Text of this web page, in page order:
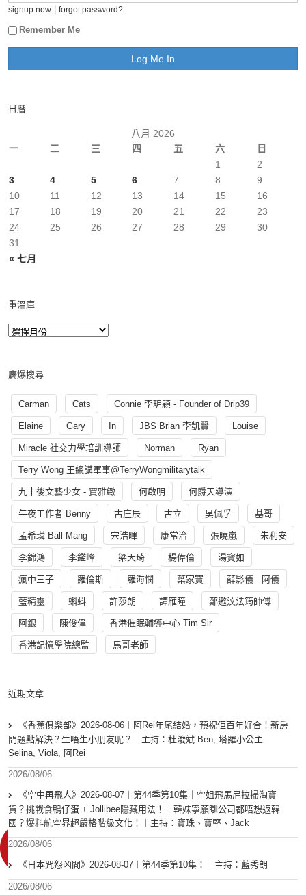
signup now forgot password?
Remember Me
日曆
八月 2026
一
二 三 四 五 六 日
« 七月
1
2
3
4 5 6 7 8
9
10
11 12 13 14 15
16
17
18 19 20 21 22
23
24
25 26 27 28 29
30
31
重溫庫
慶爆搜尋
Carman Cats Connie 李玥穎 - Founder of Drip39
Elaine Gary In JBS Brian 李凱賢 Louise
Miracle 社交力學培訓導師 Norman Ryan
Terry Wong 王總講軍事@TerryWongmilitarytalk
九十後文藝少女 - 賈雅緻 何啟明 何爵天導演
午夜工作者 Benny 古庄辰 古立 吳佩孚 基哥
孟希璘 Ball Mang 宋浩暉 康常治 張曉嵐 朱利安
李錦鴻 李鑑峰 梁天琦 楊偉倫 湯寳如
瘋中三子 羅倫斯 羅海憫 葉家寶 薛影儀 - 阿儀
藍精靈 蝌蚪 許莎朗 譚雁瞳 鄭遨汶法筠師傅
阿銀 陳俊偉 香港催眠輔導中心 Tim Sir
香港記憶學院總監 馬哥老師
近期文章
《香蕉俱樂部》2026-08-06︱阿Rei年尾結婚，預祝佢百年好合！新房
問題點解決？生唔生小朋友呢？︱主持：杜浚斌 Ben, 塔羅小公主
Selina, Viola, 阿Rei
2026/08/06
《空中再飛人》2026-08-07︱第44季第10集｜空姐飛馬尼拉掃淘寶
貨？挑戰食鴨仔蛋 + Jollibee隱藏用法！︱韓妹寧願瞓公司都唔想返韓
國？爆料航空界超嚴格階級文化！︱主持：寶珠、寶堅、Jack
2026/08/06
《日本咒怨凶間》2026-08-07︱第44季第10集：︱主持：藍秀朗
2026/08/06